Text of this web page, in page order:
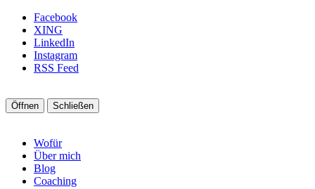
Facebook
XING
LinkedIn
Instagram
RSS Feed
Öffnen Schließen
Wofür
Über mich
Blog
Coaching